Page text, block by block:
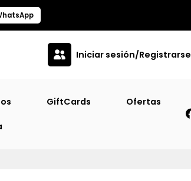
Iniciar sesión/Registrarse
GiftCards Ofertas